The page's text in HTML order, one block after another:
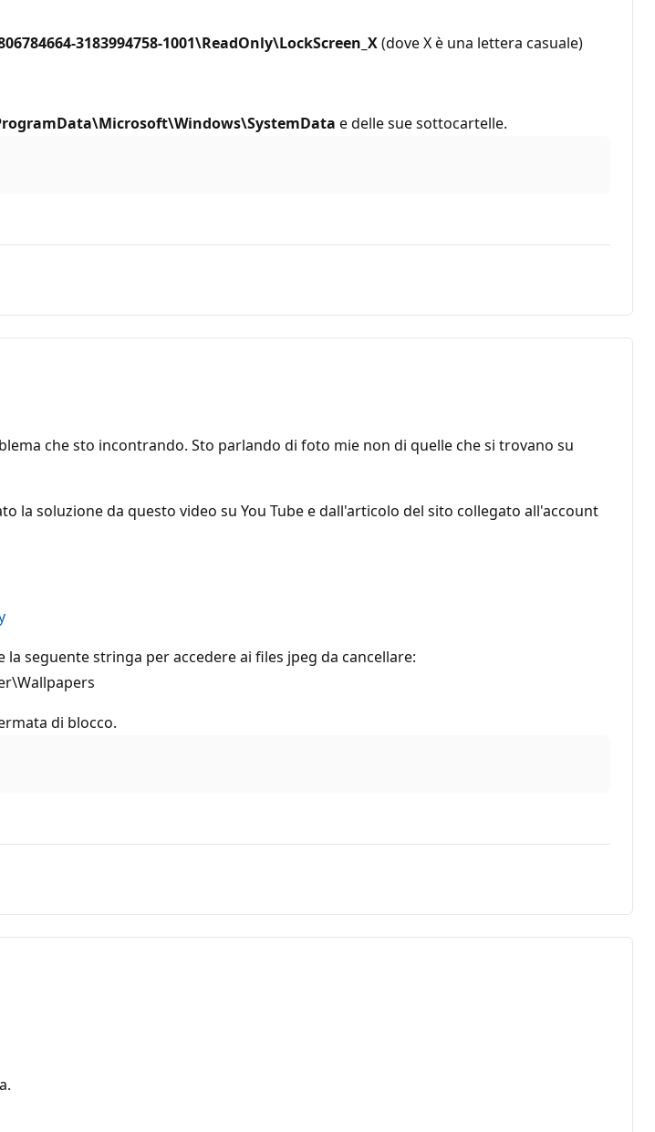
3183994758-1001\ReadOnly\LockScreen_X(dove X è una lettera casuale)
e delle sue sottocartelle.
che sto incontrando. Sto parlando di foto mie non di quelle che si trovano su
soluzione da questo video su You Tube e dall'articolo del sito collegato all'account
seguente stringa per accedere ai files jpeg da cancellare:
di blocco.